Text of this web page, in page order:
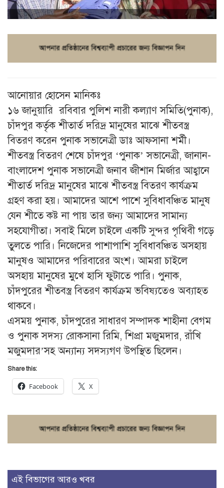
আনোয়ার হোসেন মানিকঃ
১৬ জানুয়ারি রবিবার পুলিশ নারী কল্যাণ সমিতি(পুনাক),
চাঁদপুর কর্তৃক শীতার্ত দরিদ্র মানুষের মাঝে শীতবস্ত্র
বিতরণ করেন পুনাক সভানেত্রী ডাঃ আফসানা শর্মী।
শীতবস্ত্র বিতরণ শেষে চাঁদপুর ‘পুনাক’ সভানেত্রী, জানান-
বাংলাদেশ পুনাক সভানেত্রী জনাব জীশান মির্জার আহ্বানে
শীতার্ত দরিদ্র মানুষের মাঝে শীতবস্ত্র বিতরণ কার্যক্রম
গ্রহণ করা হয়। আমাদের আশে পাশে সুবিধাবঞ্চিত মানুষ
যেন শীতে কষ্ট না পায় তার জন্য আমাদের সামান্য
সহযোগীতা। সবাই মিলে চাইলে একটি সুন্দর পৃথিবী গড়ে
তুলতে পারি। নিজেদের পাশাপাশি সুবিধাবঞ্চিত অসহায়
মানুষও আমাদের পরিবারের অংশ। আমরা চাইলে
অসহায় মানুষের মুখে হাসি ফুটাতে পারি। পুনাক,
চাঁদপুরের শীতবস্ত্র বিতরণ কার্যক্রম ভবিষ্যতেও অব্যাহত
থাকবে।
এসময় পুনাক, চাঁদপুরের সাধারণ সম্পাদক শাহীনা বেগম
ও পুনাক সদস্য রোকসানা রিমি, শিপ্রা মজুমদার, রাঁখি
মজুমদার’সহ অন্যান্য সদস্যগণ উপস্থিত ছিলেন।
Share this:
Facebook X
এই বিভাগের আরও খবর